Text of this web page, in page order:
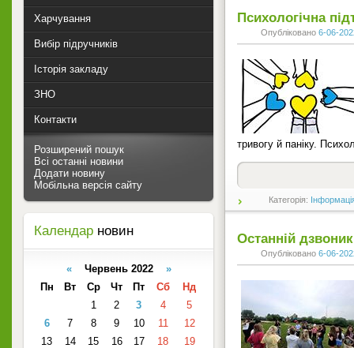
Психологічна
Опубліковано 6-06-
тривогу й паніку.
Категорія:
Останній
Опубліковано 6-06-
Харчування
Вибір підручників
Історія закладу
ЗНО
Контакти
Розширений пошук
Всі останні новини
Додати новину
Мобільна версія сайту
Календар новин
«Червень 2022 »
Пн
Вт Ср Чт Пт Сб
Нд
1
2 3 4
5
6
7 8 9 10 11
12
13
14 15 16 17 18
19